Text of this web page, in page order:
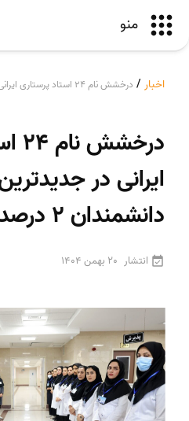
منو
اخبار /
ایرانی در
دانشمندان 2 درصد برتر جهان
انتشار 20 بهمن 1404